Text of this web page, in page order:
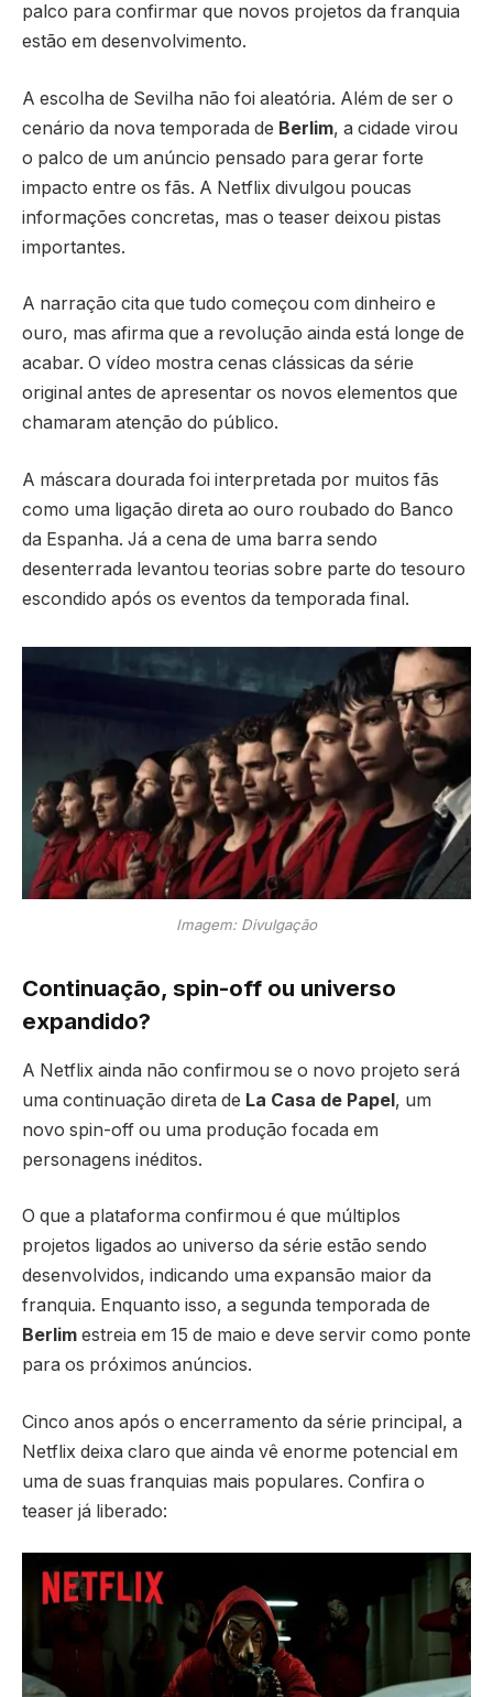
palco para confirmar que novos projetos da franquia
estão em desenvolvimento.
A escolha de Sevilha não foi aleatória. Além de ser o
cenário da nova temporada de Berlim, a cidade virou
o palco de um anúncio pensado para gerar forte
impacto entre os fãs. A Netflix divulgou poucas
informações concretas, mas o teaser deixou pistas
importantes.
A narração cita que tudo começou com dinheiro e
ouro, mas afirma que a revolução ainda está longe de
acabar. O vídeo mostra cenas clássicas da série
original antes de apresentar os novos elementos que
chamaram atenção do público.
A máscara dourada foi interpretada por muitos fãs
como uma ligação direta ao ouro roubado do Banco
da Espanha. Já a cena de uma barra sendo
desenterrada levantou teorias sobre parte do tesouro
escondido após os eventos da temporada final.
Imagem: Divulgação
Continuação, spin-off ou universo
expandido?
A Netflix ainda não confirmou se o novo projeto será
uma continuação direta de La Casa de Papel, um
novo spin-off ou uma produção focada em
personagens inéditos.
O que a plataforma confirmou é que múltiplos
projetos ligados ao universo da série estão sendo
desenvolvidos, indicando uma expansão maior da
franquia. Enquanto isso, a segunda temporada de
Berlim estreia em 15 de maio e deve servir como ponte
para os próximos anúncios.
Cinco anos após o encerramento da série principal, a
Netflix deixa claro que ainda vê enorme potencial em
uma de suas franquias mais populares. Confira o
teaser já liberado: